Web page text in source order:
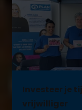
Investeer je
vrijwilliger